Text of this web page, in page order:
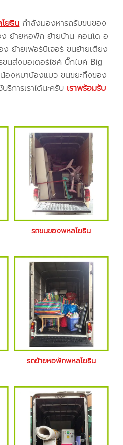
ยธิน กำลังมองหารถรับขนของ
ย้ายหอพัก ย้ายบ้าน คอนโด อ
ย้ายเฟอร์นิเจอร์ ขนย้ายเตียง
นส่งมอเตอร์ไซค์ บิ๊กไบค์ Big
องหมาน้องแมว ขนขยะทิ้งของ
ริการเราได้นะครับ เราพร้อมรับ
รถขนของพหลโยธิน
รถย้ายหอพักพหลโยธิน